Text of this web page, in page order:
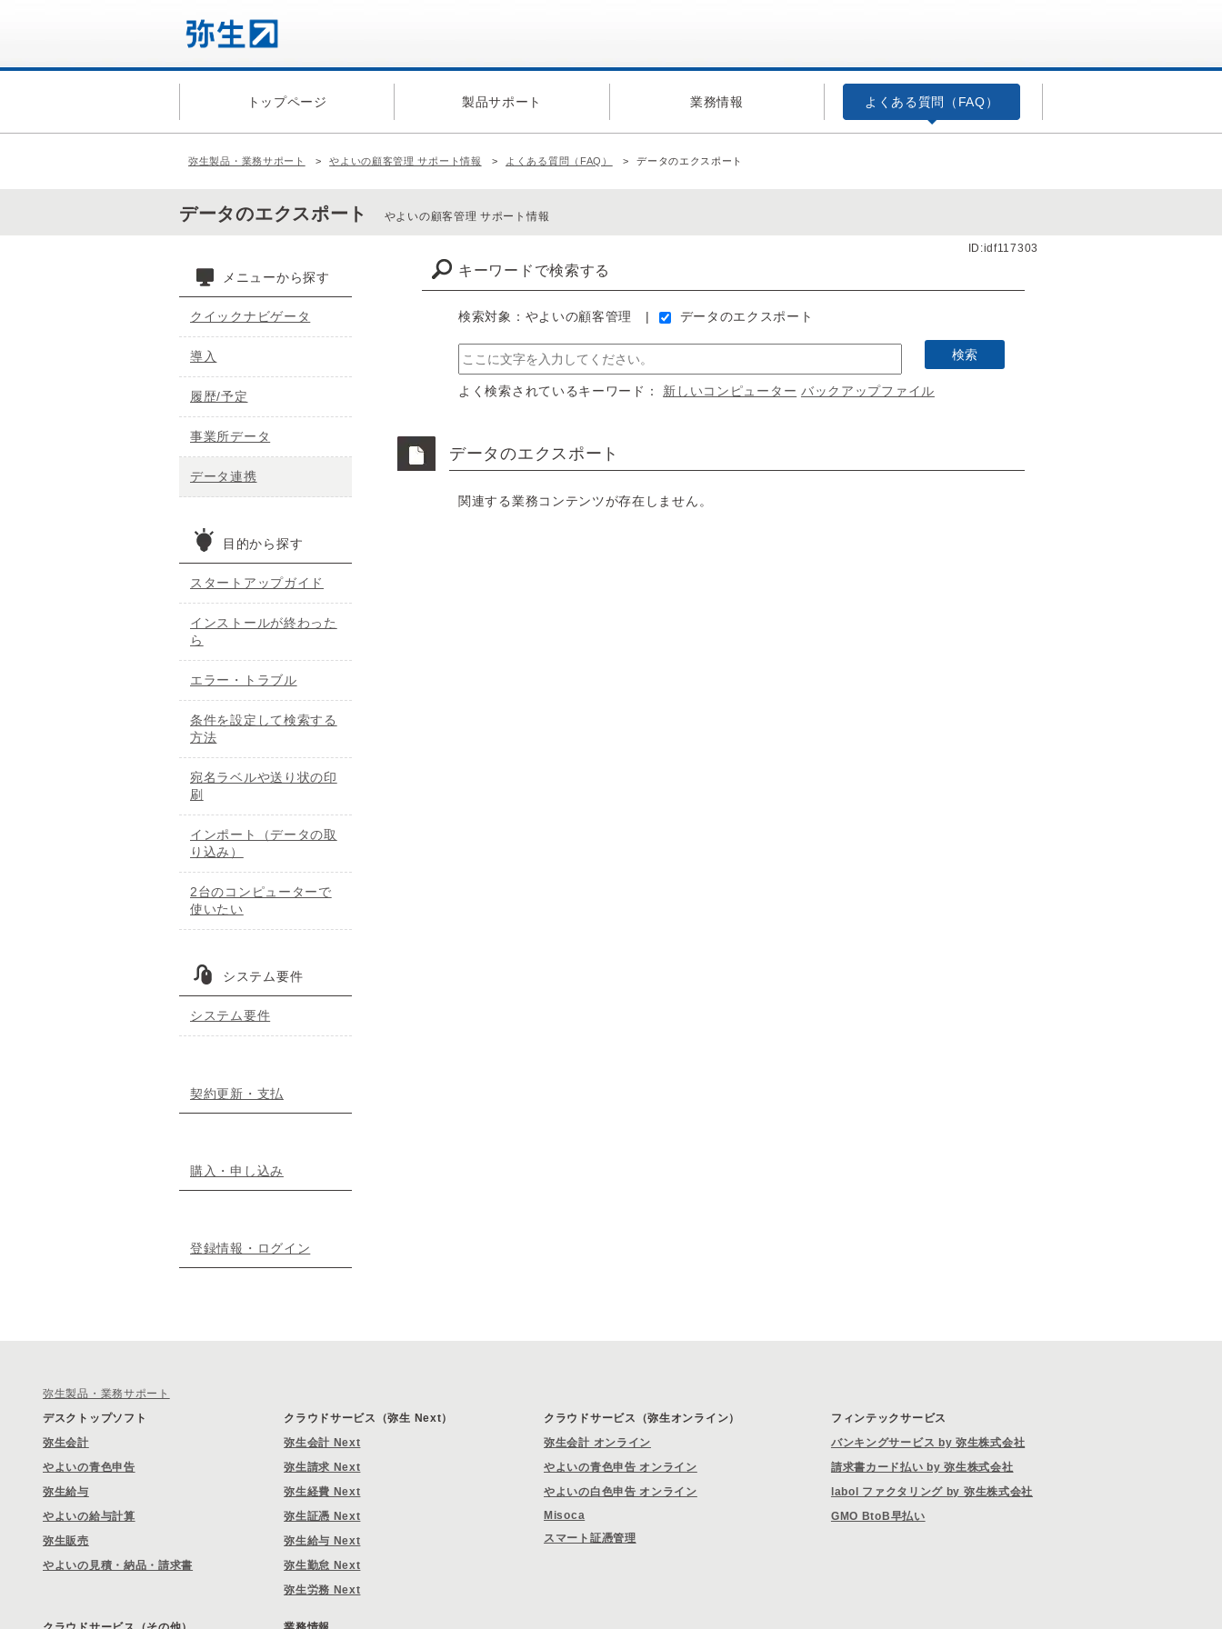
トップページ 製品サポート 業務情報 よくある質問（FAQ）
弥生製品・業務サポート やよいの顧客管理 サポート情報 よくある質問（FAQ） データのエクスポート
データのエクスポート やよいの顧客管理 サポート情報
ID:idf117303
キーワードで検索する
検索対象：やよいの顧客管理 データのエクスポート
よく検索されているキーワード： 新しいコンピューター バックアップファイル
データのエクスポート
関連する業務コンテンツが存在しません。
メニューから探す
クイックナビゲータ
導入
履歴/予定
事業所データ
データ連携
目的から探す
スタートアップガイド
インストールが終わった
ら
エラー・トラブル
条件を設定して検索する
方法
宛名ラベルや送り状の印
刷
インポート（データの取
り込み）
2台のコンピューターで
使いたい
システム要件
システム要件
契約更新・支払
購入・申し込み
登録情報・ログイン
弥生製品・業務サポート
デスクトップソフト
弥生会計
やよいの青色申告
弥生給与
やよいの給与計算
弥生販売
やよいの見積・納品・請求書
クラウドサービス（弥生 Next）
弥生会計 Next
弥生請求 Next
弥生経費 Next
弥生証憑 Next
弥生給与 Next
弥生勤怠 Next
弥生労務 Next
クラウドサービス（弥生オンライン）
弥生会計 オンライン
やよいの青色申告 オンライン
やよいの白色申告 オンライン
Misoca
スマート証憑管理
フィンテックサービス
バンキングサービス by 弥生株式会社
請求書カード払い by 弥生株式会社
labol ファクタリング by 弥生株式会社
GMO BtoB早払い